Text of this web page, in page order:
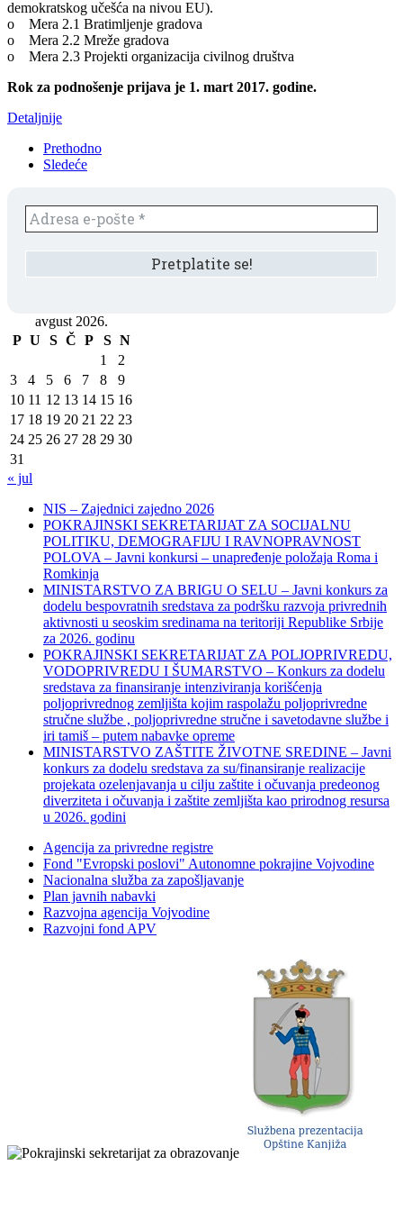
demokratskog učešća na nivou EU).
o Mera 2.1 Bratimljenje gradova
o Mera 2.2 Mreže gradova
o Mera 2.3 Projekti organizacija civilnog društva
Rok za podnošenje prijava je 1. mart 2017. godine.
Detaljnije
Prethodno
Sledeće
avgust 2026.
P U S Č P S N
1
2
3
4 5 6 7 8
9
10 11 12 13 14 15 16
17 18 19 20 21 22 23
24 25 26 27 28 29 30
31
« jul
NIS – Zajednici zajedno 2026
POKRAJINSKI SEKRETARIJAT ZA SOCIJALNU
POLITIKU, DEMOGRAFIJU I RAVNOPRAVNOST
POLOVA – Javni konkursi – unapređenje položaja Roma i
Romkinja
MINISTARSTVO ZA BRIGU O SELU – Javni konkurs za
dodelu bespovratnih sredstava za podršku razvoja privrednih
aktivnosti u seoskim sredinama na teritoriji Republike Srbije
za 2026. godinu
POKRAJINSKI SEKRETARIJAT ZA POLJOPRIVREDU,
VODOPRIVREDU I ŠUMARSTVO – Konkurs za dodelu
sredstava za finansiranje intenziviranja korišćenja
poljoprivrednog zemljišta kojim raspolažu poljoprivredne
stručne službe , poljoprivredne stručne i savetodavne službe i
iri tamiš ‒ putem nabavke opreme
MINISTARSTVO ZAŠTITE ŽIVOTNE SREDINE – Javni
konkurs za dodelu sredstava za su/finansiranje realizacije
projekata ozelenjavanja u cilju zaštite i očuvanja predeonog
diverziteta i očuvanja i zaštite zemljišta kao prirodnog resursa
u 2026. godini
Agencija za privredne registre
Fond "Evropski poslovi" Autonomne pokrajine Vojvodine
Nacionalna služba za zapošljavanje
Plan javnih nabavki
Razvojna agencija Vojvodine
Razvojni fond APV